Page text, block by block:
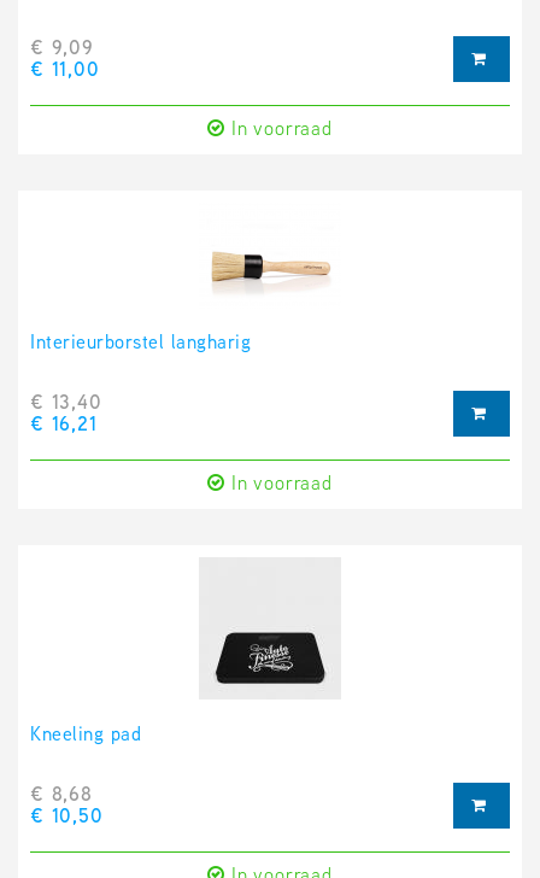
€ 9,09
€ 11,00
In voorraad
Interieurborstel langharig
€ 13,40
€ 16,21
In voorraad
Kneeling pad
€ 8,68
€ 10,50